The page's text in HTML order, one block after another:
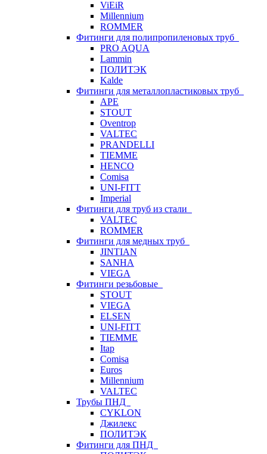
ViEiR
Millennium
ROMMER
Фитинги для полипропиленовых труб
PRO AQUA
Lammin
ПОЛИТЭК
Kalde
Фитинги для металлопластиковых труб
APE
STOUT
Oventrop
VALTEC
PRANDELLI
TIEMME
HENCO
Comisa
UNI-FITT
Imperial
Фитинги для труб из стали
VALTEC
ROMMER
Фитинги для медных труб
JINTIAN
SANHA
VIEGA
Фитинги резьбовые
STOUT
VIEGA
ELSEN
UNI-FITT
TIEMME
Itap
Comisa
Euros
Millennium
VALTEC
Трубы ПНД
CYKLON
Джилекс
ПОЛИТЭК
Фитинги для ПНД